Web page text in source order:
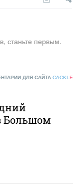
станьте первым.
ДЛЯ САЙТА CACKL E
Большом